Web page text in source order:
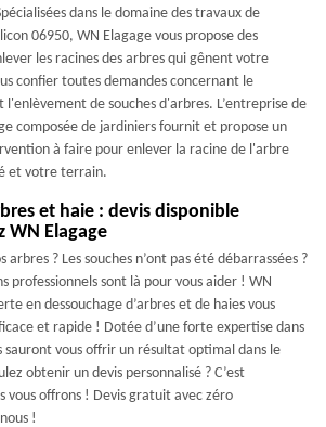
dans le domaine des travaux de
06950, WN Elagage vous propose des
les racines des arbres qui gênent votre
confier toutes demandes concernant le
de souches d'arbres. L’entreprise de
composée de jardiniers fournit et propose un
à faire pour enlever la racine de l'arbre
et votre terrain.
et haie : devis disponible
WN Elagage
arbres ? Les souches n’ont pas été débarrassées ?
professionnels sont là pour vous aider ! WN
en dessouchage d’arbres et de haies vous
et rapide ! Dotée d’une forte expertise dans
sauront vous offrir un résultat optimal dans le
obtenir un devis personnalisé ? C’est
vous offrons ! Devis gratuit avec zéro
!